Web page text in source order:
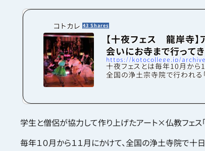
コトカレ 43 Shares
【十夜フェス 龍岸寺】
会いにお寺まで行って
https://kotocollege.jp/
十夜フェスとは毎年10月から
全国の浄土宗寺院で行われる
わしや，無形文化継承のあり方
たい。」と考えた学生たちが作
の融合が十分ではなかったと
学生と僧侶が協力して作り上げたアート×仏教フェス「
毎年１０月から１１月にかけて、全国の浄土寺院で十